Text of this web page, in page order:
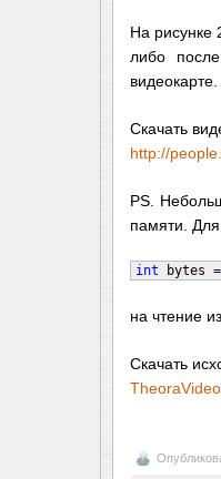
На рисунке
либо
видеокарте.
Скачать
http://
PS.
памяти.
int bytes =
на чтение
Скачать